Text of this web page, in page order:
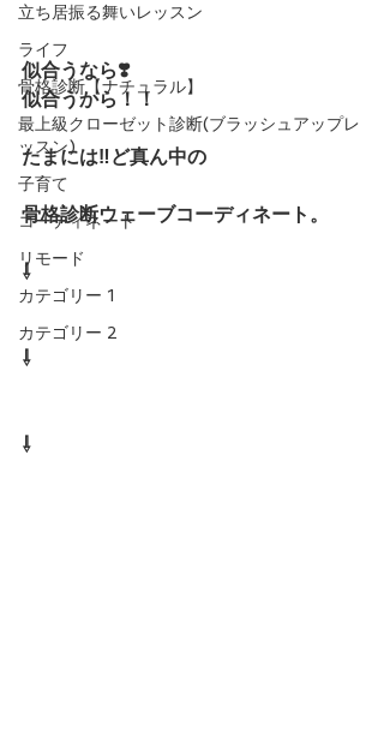
立ち居振る舞いレッスン
ライフ
骨格診断【ナチュラル】
最上級クローゼット診断(ブラッシュアップレ
ッスン)
子育て
コーディネート
リモード
カテゴリー 1
カテゴリー 2
似合うなら❣️
似合うから！！
たまには‼️ど真ん中の
骨格診断ウェーブコーディネート。
⇩
⇩
⇩